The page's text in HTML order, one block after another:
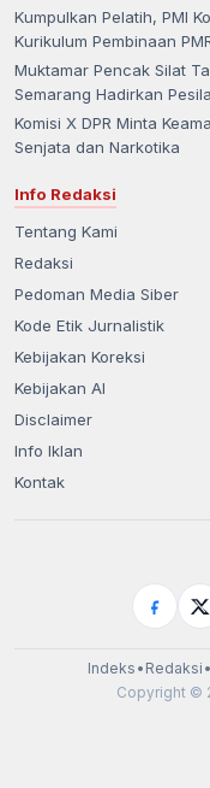
Kumpulkan Pelatih, PMI
Kurikulum Pembinaan
Muktamar Pencak Silat
Semarang Hadirkan
Komisi X DPR Minta
Senjata dan Narkotika
Info Redaksi
Tentang Kami
Redaksi
Pedoman Media Siber
Kode Etik Jurnalistik
Kebijakan Koreksi
Kebijakan AI
Disclaimer
Info Iklan
Kontak
Indeks • Redaksi •
Copyright ©